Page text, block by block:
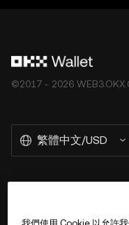
©2017 - 2026
繁體中文/USD